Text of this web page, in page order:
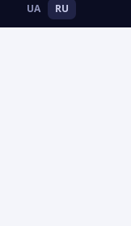
UA RU